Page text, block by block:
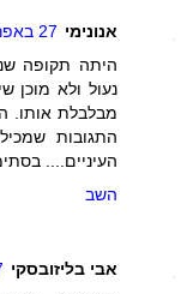
אנונימי 27 באפריל 2012 בשעה 0:20
היתה תקופה
נעול ולא מוכן
מבלבלת אותו.
התגובות
העיניים....
השב
אבי בליזובסקי 27